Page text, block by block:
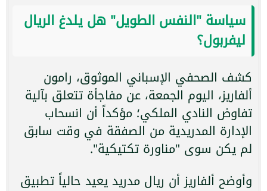
سياسة "النفس الطويل" هل يلدغ الريال
ليفربول؟
كشف الصحفي الإسباني الموثوق، رامون
ألفاريز، اليوم الجمعة، عن مفاجأة تتعلق بآلية
تفاوض النادي الملكي؛ مؤكداً أن انسحاب
الإدارة المدريدية من الصفقة في وقت سابق
لم يكن سوى "مناورة تكتيكية".
وأوضح ألفاريز أن ريال مدريد يعيد حالياً تطبيق